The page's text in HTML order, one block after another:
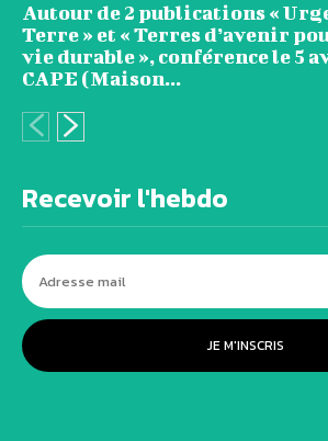
Autour de 2 publications «
Terre » et « Terres d’avenir
vie durable », conférence le 5
CAPE (Maison...
Recevoir l'hebdo
JE M'INSCRIS